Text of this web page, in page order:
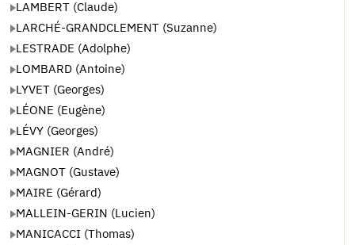
LAMBERT (Claude)
LARCHÉ-GRANDCLEMENT (Suzanne)
LESTRADE (Adolphe)
LOMBARD (Antoine)
LYVET (Georges)
LÉONE (Eugène)
LÉVY (Georges)
MAGNIER (André)
MAGNOT (Gustave)
MAIRE (Gérard)
MALLEIN-GERIN (Lucien)
MANICACCI (Thomas)